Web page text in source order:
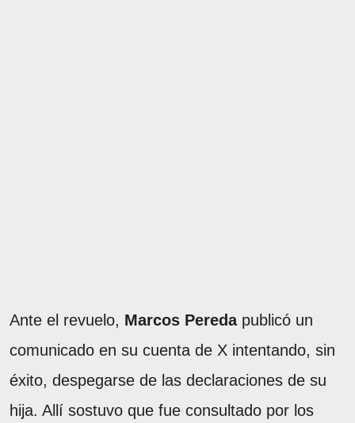
Ante el revuelo, Marcos Peredapublicó un
comunicado en su cuenta de X intentando, sin
éxito, despegarse de las declaraciones de su
hija. Allí sostuvo que fue consultado por los